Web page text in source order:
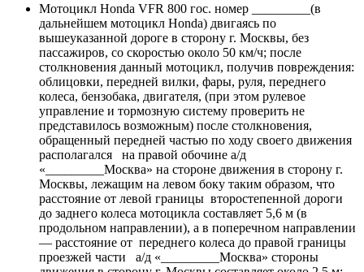
Мотоцикл Hondа VFR 800 гос. номер _________(в
дальнейшем мотоцикл Hondа) двигаясь по
вышеуказанной дороге в сторону г. Москвы, без
пассажиров, со скоростью около 50 км/ч; после
столкновения данный мотоцикл, получив повреждения:
облицовки, передней вилки, фары, руля, переднего
колеса, бензобака, двигателя, (при этом рулевое
управление и тормозную систему проверить не
представилось возможным) после столкновения,
обращенный передней частью по ходу своего движения
располагался на правой обочине а/д
«_________Москва» на стороне движения в сторону г.
Москвы, лежащим на левом боку таким образом, что
расстояние от левой границы второстепенной дороги
до заднего колеса мотоцикла составляет 5,6 м (в
продольном направлении), а в поперечном направлении
— расстояние от переднего колеса до правой границы
проезжей части а/д «_________Москва» стороны